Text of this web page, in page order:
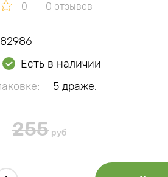
0 0 отзывов
82986
Есть в наличии
5 драже.
255 руб